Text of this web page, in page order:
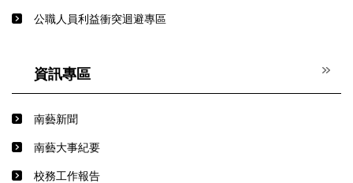
公職人員利益衝突迴避專區
資訊專區
南藝新聞
南藝大事紀要
校務工作報告